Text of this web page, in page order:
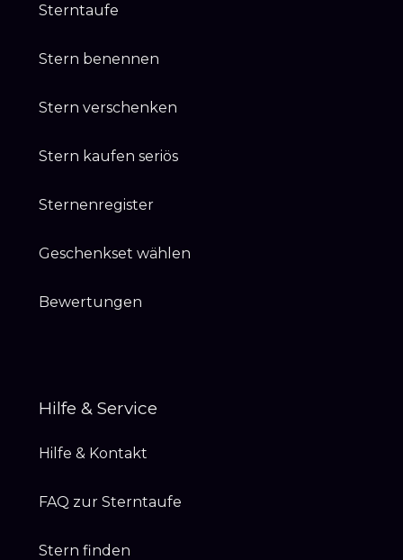
Sterntaufe
Stern benennen
Stern verschenken
Stern kaufen seriös
Sternenregister
Geschenkset wählen
Bewertungen
Hilfe & Service
Hilfe & Kontakt
FAQ zur Sterntaufe
Stern finden